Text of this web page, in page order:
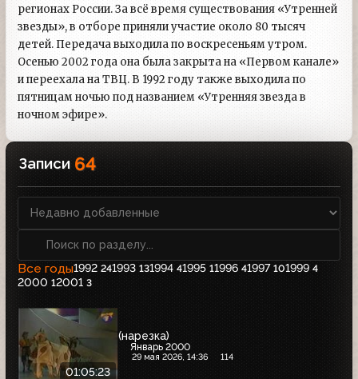
регионах России. За всё время существования «Утренней
звезды», в отборе приняли участие около 80 тысяч
детей. Передача выходила по воскресеньям утром.
Осенью 2002 года она была закрыта на «Первом канале»
и переехала на ТВЦ. В 1992 году также выходила по
пятницам ночью под названием «Утренняя звезда в
ночном эфире».
Записи 64
Все годы1992 241993 131994 41995 11996 41997 101999 4
2000 12001 3
01:05:23
(нарезка)
Январь 2000
29 мая 2026, 14:36 114